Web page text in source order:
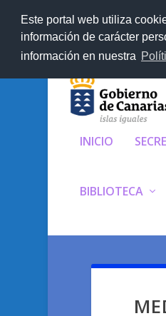
Este portal web utiliza
información de carácter
información en nuestra
INICIO
BIBLIOTECA